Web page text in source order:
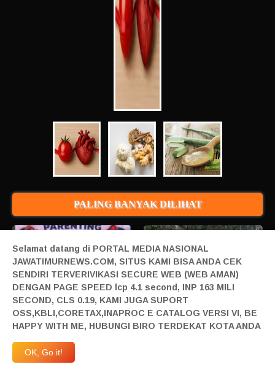
PALING BANYAK DILIHAT
1
Wali Murid SMAN 2 Kota Pasuruan
Keluhkan Biaya Seragam dan Iuran
Komite Jutaan Rupiah, Program
8/03/2026 11:53:00 PM
2
LOMBA GERAK JALAN PHBN
KEC. TANJUNGANOM SMP Negeri
1 TANJUNGANOM Kerahkan 8
Selamat datang di PORTAL MEDIA NASIONAL
JAWATIMURNEWS.COM, SITUS KAMI BISA ANDA CEK
SENDIRI TERVERIVIKASI SECURE WEB (WEB AMAN)
DENGAN PAGE SPEED lcp 4.1 second, INP 163 MILI
SECOND, CLS 0.19, KAMI JUGA SUPORT
OSS,KBLI,CORETAX,INAPROC E CATALOG VERSI VI, BE
HAPPY WITH ME, HUBUNGI BIRO TERDEKAT KOTA ANDA
OK, Go it!